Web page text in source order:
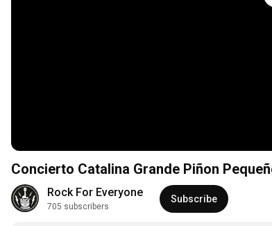
Concierto Catalina Grande Piñon
Rock For Everyone
705 subscribers
Subscribe